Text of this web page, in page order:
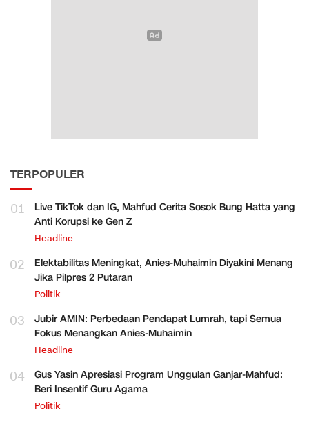
TERPOPULER
01
Live TikTok dan IG, Mahfud Cerita Sosok Bung Hatta yang
Anti Korupsi ke Gen Z
Headline
02
Elektabilitas Meningkat, Anies-Muhaimin Diyakini Menang
Jika Pilpres 2 Putaran
Politik
03
Jubir AMIN: Perbedaan Pendapat Lumrah, tapi Semua
Fokus Menangkan Anies-Muhaimin
Headline
04
Gus Yasin Apresiasi Program Unggulan Ganjar-Mahfud:
Beri Insentif Guru Agama
Politik